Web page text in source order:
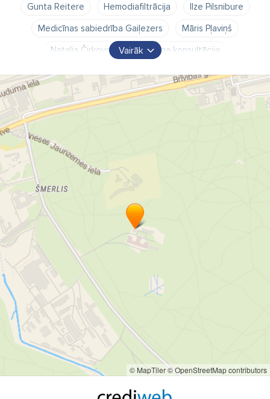
Gunta Reitere
Hemodiafiltrācija
Ilze Pilsnibure
Medicīnas sabiedrība Gaiļezers
Māris Pļaviņš
Nataļja Čirkova
Nefrologa konsultācija
Nieres transplantācija
Nieru aizstājterapija
Nieru aizstājējterapija
dakteris
doktorāts
hemodialīze
hemodialīze HD
klīnika
nefrologa konsultācijas
nieru aizstājterapija
nieru aizstājterapijas procedūras arī tūristiem
nieru slimība
nieru slimības
poliklīnika
procedūras tūristiem aizstājterapija tūristiem
slimnīca
urologs uroloģija
ārstu prakse
Vairāk
© MapTiler© OpenStreetMap contributors